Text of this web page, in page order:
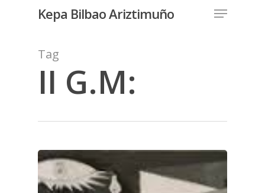
Kepa Bilbao Ariztimuño Menu
Tag
II G.M: